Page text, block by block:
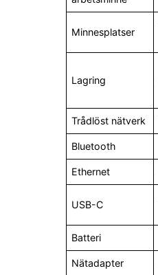
Minnesplatser
Lagring
Trådlöst nätverk
Bluetooth
Ethernet
USB-C
Batteri
Nätadapter